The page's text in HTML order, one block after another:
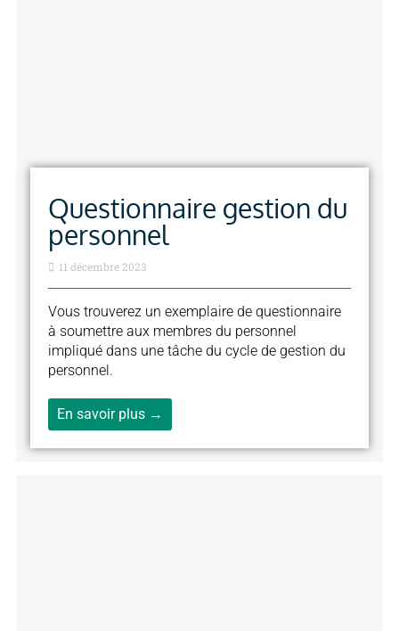
Questionnaire gestion du
personnel
11 décembre 2023
Vous trouverez un exemplaire de questionnaire
à soumettre aux membres du personnel
impliqué dans une tâche du cycle de gestion du
personnel.
En savoir plus →